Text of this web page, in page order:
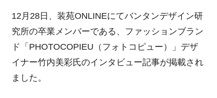
12月28日、装苑ONLINEにてバンタンデザイン研
究所の卒業メンバーである、ファッションブラン
ド「PHOTOCOPIEU（フォトコピュー）」デザ
イナー竹内美彩氏のインタビュー記事が掲載され
ました。